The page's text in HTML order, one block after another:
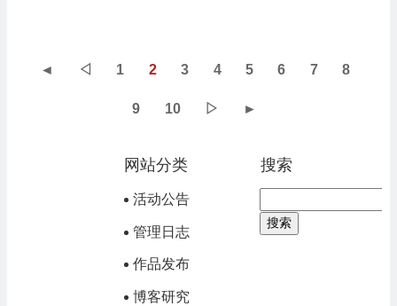
◄ ◁ 1 2 3 4 5 6 7 8
9 10 ▷ ►
网站分类
活动公告
管理日志
作品发布
博客研究
搜索